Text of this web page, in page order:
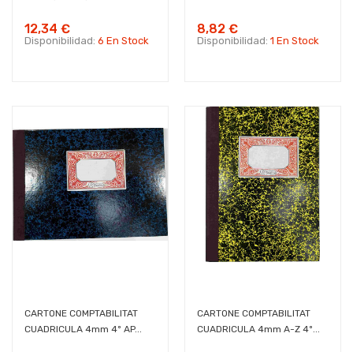
12,34 €
Disponibilidad: 6 En Stock
8,82 €
Disponibilidad: 1 En Stock
CARTONE COMPTABILITAT
CUADRICULA 4mm 4º AP...
CARTONE COMPTABILITAT
CUADRICULA 4mm A-Z 4º...